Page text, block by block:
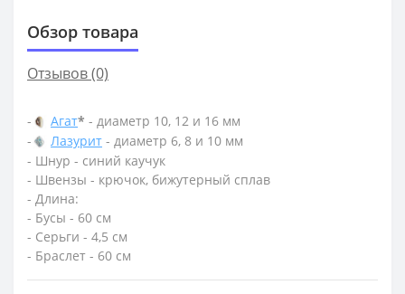
Обзор товара
Отзывов (0)
- Агат* - диаметр 10, 12 и 16 мм
-
Лазурит - диаметр 6, 8 и 10 мм
- Шнур - синий каучук
- Швензы - крючок, бижутерный сплав
- Длина:
- Бусы - 60 см
- Серьги - 4,5 см
- Браслет - 60 см